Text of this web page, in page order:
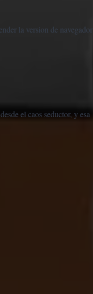
la version de navegador
el caos seductor, y esa